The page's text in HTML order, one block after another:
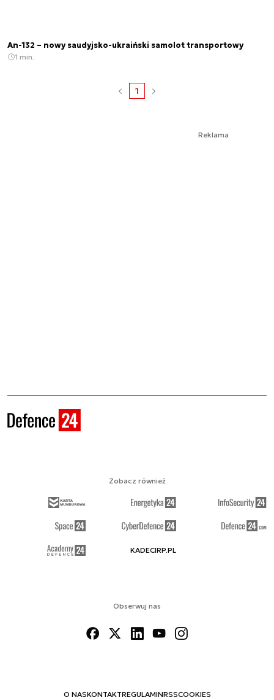
An-132 – nowy saudyjsko-ukraiński samolot transportowy
1 min.
1
Reklama
Obserwuj nas
O NASKONTAKTREGULAMINRSSCOOKIES
Zobacz również
KADECIRP.PL